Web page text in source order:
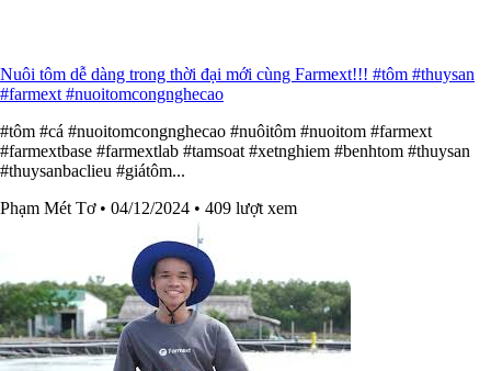
Nuôi tôm dễ dàng trong thời đại mới cùng Farmext!!! #tôm #thuysan
#farmext #nuoitomcongnghecao
#tôm #cá #nuoitomcongnghecao #nuôitôm #nuoitom #farmext
#farmextbase #farmextlab #tamsoat #xetnghiem #benhtom #thuysan
#thuysanbaclieu #giátôm...
Phạm Mét Tơ • 04/12/2024 • 409 lượt xem